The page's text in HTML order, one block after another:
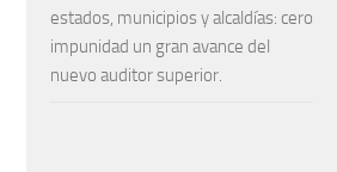
estados, municipios y alcaldías: cero
impunidad un gran avance del
nuevo auditor superior.